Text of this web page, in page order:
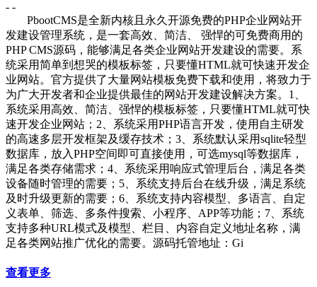
- -
PbootCMS是全新内核且永久开源免费的PHP企业网站开
发建设管理系统，是一套高效、简洁、 强悍的可免费商用的
PHP CMS源码，能够满足各类企业网站开发建设的需要。系
统采用简单到想哭的模板标签，只要懂HTML就可快速开发企
业网站。官方提供了大量网站模板免费下载和使用，将致力于
为广大开发者和企业提供最佳的网站开发建设解决方案。1、
系统采用高效、简洁、强悍的模板标签，只要懂HTML就可快
速开发企业网站；2、系统采用PHP语言开发，使用自主研发
的高速多层开发框架及缓存技术；3、系统默认采用sqlite轻型
数据库，放入PHP空间即可直接使用，可选mysql等数据库，
满足各类存储需求；4、系统采用响应式管理后台，满足各类
设备随时管理的需要；5、系统支持后台在线升级，满足系统
及时升级更新的需要；6、系统支持内容模型、多语言、自定
义表单、筛选、多条件搜索、小程序、APP等功能；7、系统
支持多种URL模式及模型、栏目、内容自定义地址名称，满
足各类网站推广优化的需要。源码托管地址：Gi
查看更多